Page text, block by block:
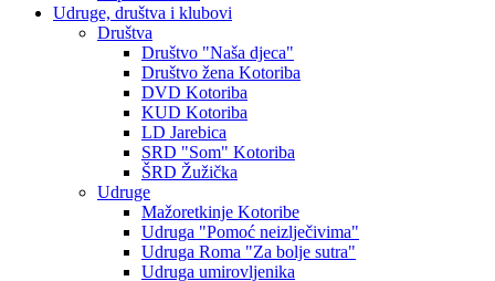
Udruge, društva i klubovi
Društva
Društvo "Naša djeca"
Društvo žena Kotoriba
DVD Kotoriba
KUD Kotoriba
LD Jarebica
SRD "Som" Kotoriba
ŠRD Žužička
Udruge
Mažoretkinje Kotoribe
Udruga "Pomoć neizlječivima"
Udruga Roma "Za bolje sutra"
Udruga umirovljenika